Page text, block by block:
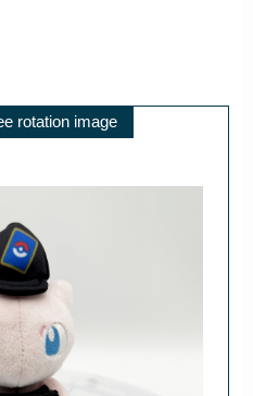
rotation image